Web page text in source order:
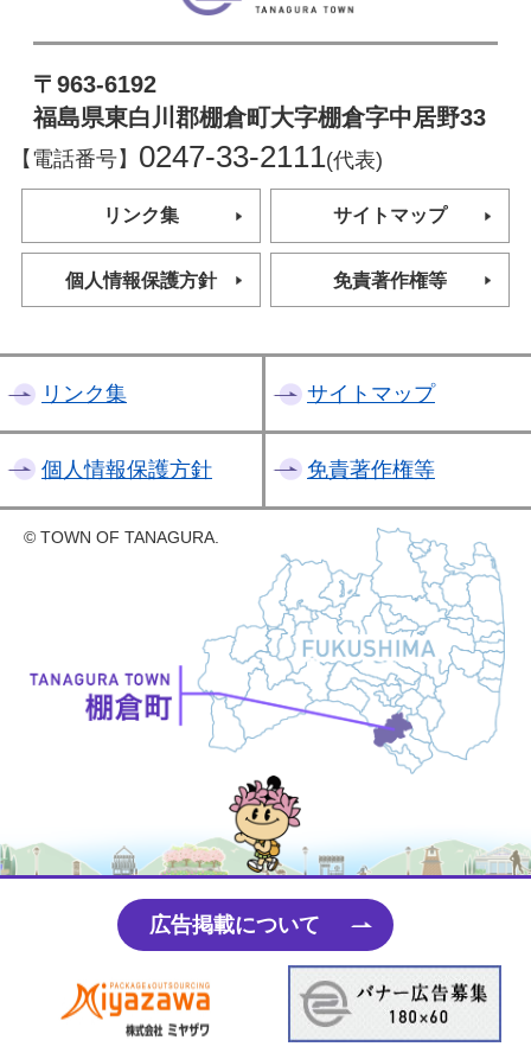
〒963-6192
福島県東白川郡棚倉町大字棚倉字中居野33
【電話番号】 0247-33-2111(代表)
リンク集 サイトマップ
個人情報保護方針 免責著作権等
リンク集 サイトマップ
個人情報保護方針 免責著作権等
© TOWN OF TANAGURA.
広告掲載について